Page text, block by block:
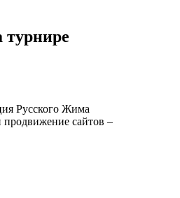
Русского Жима
сайтов –